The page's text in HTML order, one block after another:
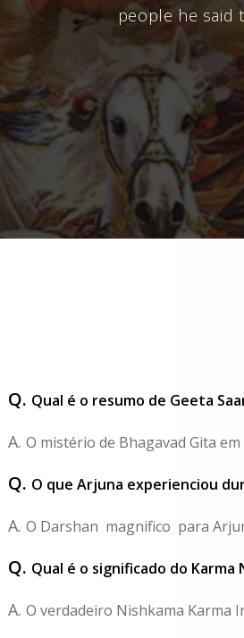
people he said
Q. Qual é o resumo de Geeta
A. O mistério de Bhagavad Gita
Q. O que Arjuna experienciou
A. O Darshan magnifico para
Q. Qual é o significado do
A. O verdadeiro Nishkama Karma